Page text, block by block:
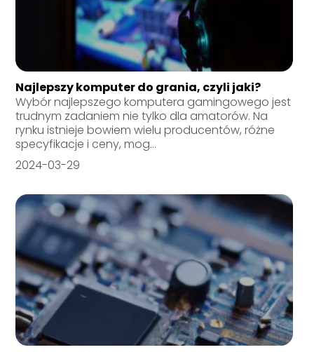
Najlepszy komputer do grania, czyli jaki?
Wybór najlepszego komputera gamingowego jest
trudnym zadaniem nie tylko dla amatorów. Na
rynku istnieje bowiem wielu producentów, różne
specyfikacje i ceny, mog...
2024-03-29